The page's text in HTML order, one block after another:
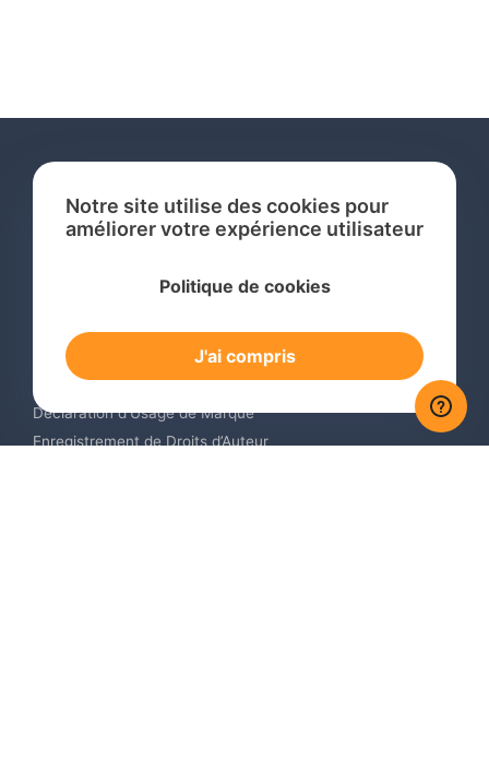
Recherche de Marque International
Renouvellement de Marque en Ligne
Surveillance de Marques en Ligne
Déclaration d’Usage de Marque
Enregistrement de Droits d’Auteur
Notre site utilise des cookies pour
améliorer votre expérience utilisateur
Politique de cookies
J'ai compris